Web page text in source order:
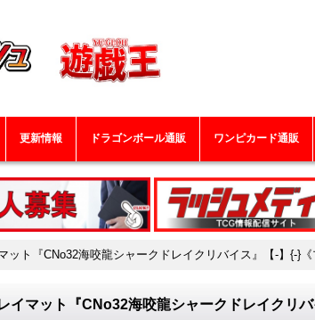
更新情報 ドラゴンボール通販 ワンピカード通販
ット『CNo32海咬龍シャークドレイクリバイス』【-】{-}《
イマット『CNo32海咬龍シャークドレイクリ